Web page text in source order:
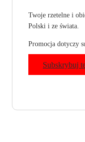
Twoje rzetelne i
Polski i ze świata.
Promocja dotyczy
Subskrybuj